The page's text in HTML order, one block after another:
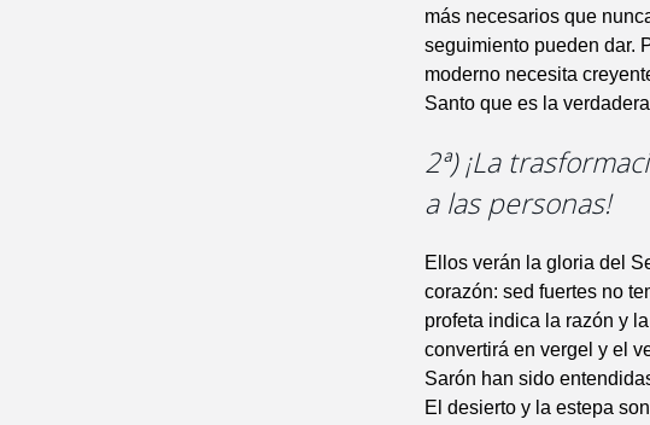
más necesarios que
seguimiento pueden dar.
moderno necesita
Santo que es la
2ª) ¡La
a las personas!
Ellos verán la gloria del
corazón: sed fuertes no
profeta indica la razón y
convertirá en vergel y el
Sarón han sido
El desierto y la estepa